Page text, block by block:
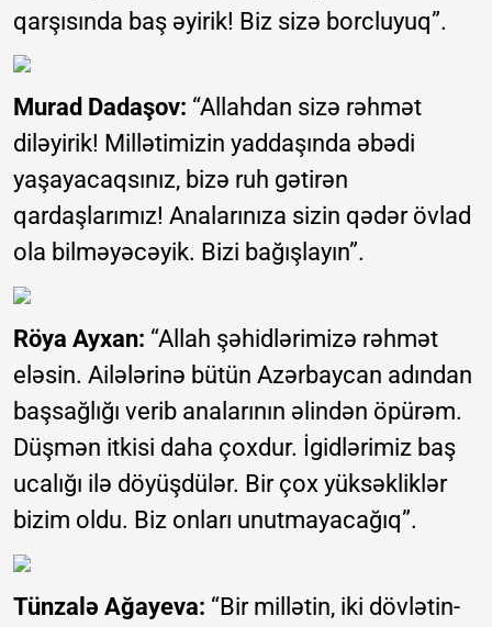
qarşısında baş əyirik! Biz sizə borcluyuq”.
Murad Dadaşov: “Allahdan sizə rəhmət
diləyirik! Millətimizin yaddaşında əbədi
yaşayacaqsınız, bizə ruh gətirən
qardaşlarımız! Analarınıza sizin qədər övlad
ola bilməyəcəyik. Bizi bağışlayın”.
Röya Ayxan: “Allah şəhidlərimizə rəhmət
eləsin. Ailələrinə bütün Azərbaycan adından
başsağlığı verib analarının əlindən öpürəm.
Düşmən itkisi daha çoxdur. İgidlərimiz baş
ucalığı ilə döyüşdülər. Bir çox yüksəkliklər
bizim oldu. Biz onları unutmayacağıq”.
Tünzalə Ağayeva: “Bir millətin, iki dövlətin-